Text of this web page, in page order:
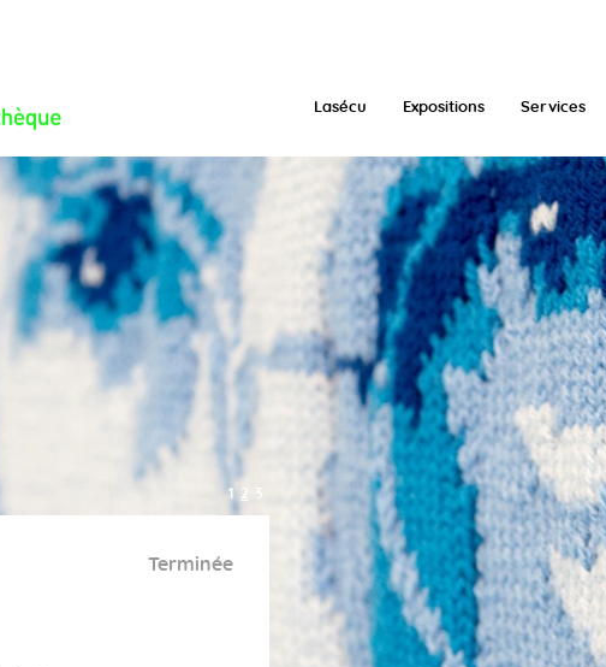
function.inc.php
Lasécu Expositions Services
1 2 3
Terminée